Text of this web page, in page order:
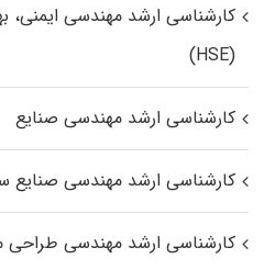
کارشناسی ارشد مهندسی
(HSE)
کارشناسی ارشد مهندسی صنایع
کارشناسی ارشد مهندسی صنایع
کارشناسی ارشد مهندسی